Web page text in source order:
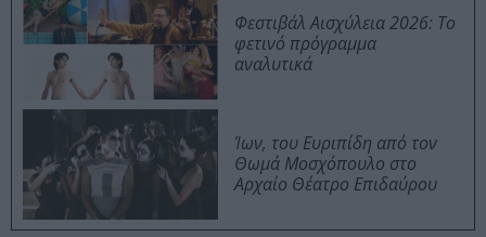
Φεστιβάλ Αισχύλεια 2026: Το
φετινό πρόγραμμα
αναλυτικά
Ίων, του Ευριπίδη από τον
Θωμά Μοσχόπουλο στο
Αρχαίο Θέατρο Επιδαύρου